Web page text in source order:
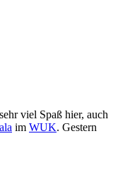
viel Spaß hier, auch
im WUK. Gestern